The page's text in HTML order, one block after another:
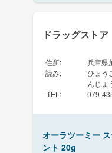
ドラッグスト
住所:
兵庫県
読み:
ひょう
んじょ
TEL : 079-
オーラツーミー
ント 20g